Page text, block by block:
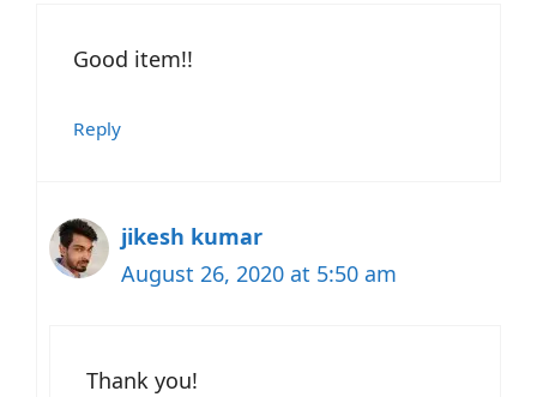
Good item!!
Reply
jikesh kumar
August 26, 2020 at 5:50 am
Thank you!